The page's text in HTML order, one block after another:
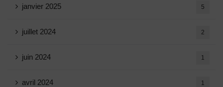
janvier 2025 5
juillet 2024 2
juin 2024 1
avril 2024 1